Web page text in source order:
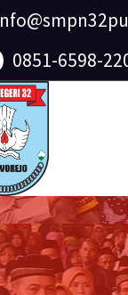
0851-6598-
dan Berakhlak